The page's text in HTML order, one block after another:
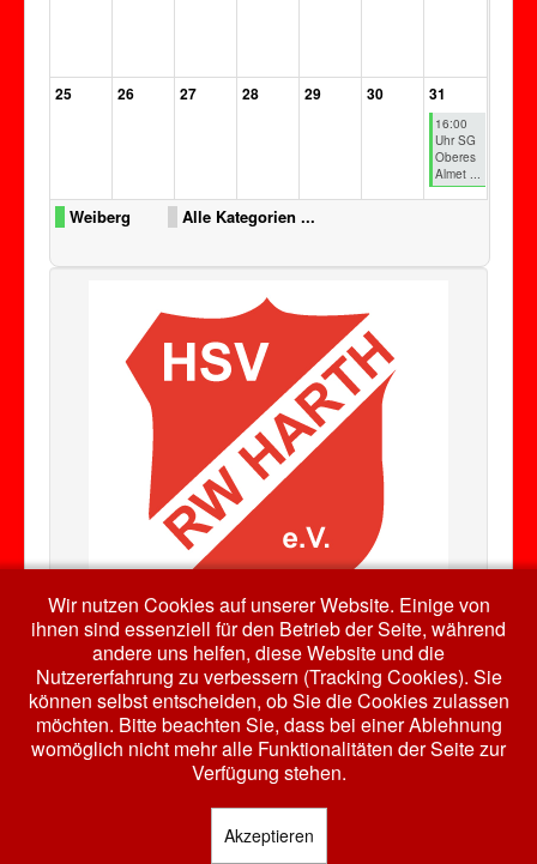
25 26 27 28 29 30 31
16:00
Uhr SG
Oberes
Almet ...
Weiberg Alle Kategorien ...
Auch bei Facebook...
Wir nutzen Cookies auf unserer Website. Einige von
ihnen sind essenziell für den Betrieb der Seite, während
andere uns helfen, diese Website und die
Nutzererfahrung zu verbessern (Tracking Cookies). Sie
können selbst entscheiden, ob Sie die Cookies zulassen
möchten. Bitte beachten Sie, dass bei einer Ablehnung
womöglich nicht mehr alle Funktionalitäten der Seite zur
Verfügung stehen.
Akzeptieren